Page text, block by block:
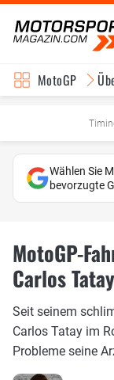
MotoGP
Wählen Sie
bevorzugte
MotoGP-
Carlos
Seit seinem
Carlos Tatay im
Probleme seine